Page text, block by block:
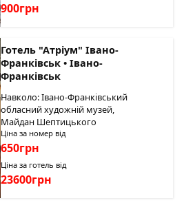
900грн
Готель "Атріум" Івано-
Франківськ • Івано-
Франківськ
Навколо: Івано-Франківський
обласний художній музей,
Майдан Шептицького
Ціна за номер від
650грн
Ціна за готель від
23600грн